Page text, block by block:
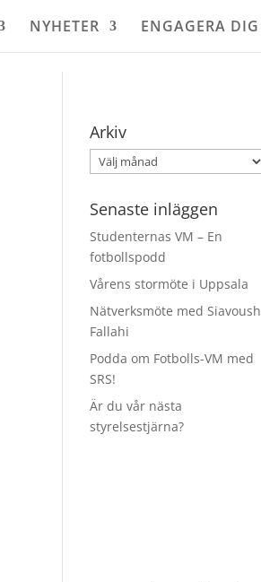
NYHETER ENGAGERA DIG
Arkiv
Arkiv
Senaste inläggen
Studenternas VM – En
fotbollspodd
Vårens stormöte i Uppsala
Nätverksmöte med Siavoush
Fallahi
Podda om Fotbolls-VM med
SRS!
Är du vår nästa
styrelsestjärna?